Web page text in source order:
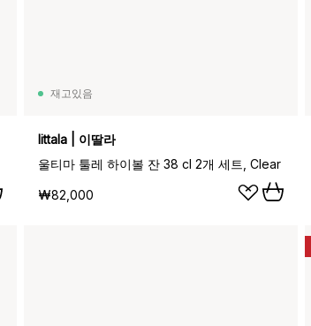
재고있음
Iittala | 이딸라
울티마 툴레 하이볼 잔 38 cl 2개 세트, Clear
₩82,000